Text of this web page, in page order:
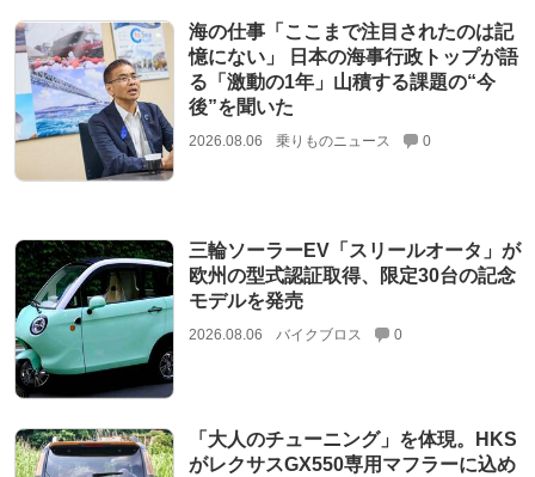
海の仕事「ここまで注目されたのは記
憶にない」 日本の海事行政トップが語
る「激動の1年」山積する課題の“今
後”を聞いた
2026.08.06 乗りものニュース 0
三輪ソーラーEV「スリールオータ」が
欧州の型式認証取得、限定30台の記念
モデルを発売
2026.08.06 バイクブロス 0
「大人のチューニング」を体現。HKS
がレクサスGX550専用マフラーに込め